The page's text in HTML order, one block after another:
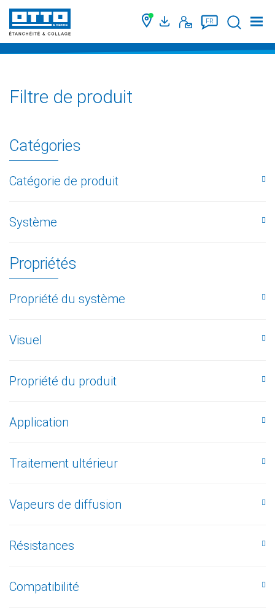
FR Suche
Filtre de produit
Catégories
Catégorie de produit
Système
Propriétés
Propriété du système
Visuel
Propriété du produit
Application
Traitement ultérieur
Vapeurs de diffusion
Résistances
Compatibilité